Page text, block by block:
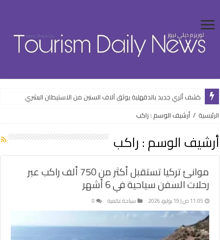
كشف أثري جديد بالدقهلية يوثق آلاف السنين من الاستيطان البشري
الرئيسية / أرشيف الوسم : راكب
أرشيف الوسم : راكب
موانئ تركيا تستقبل أكثر من 750 ألف راكب عبر
رحلات السفن سياحية في 6 أشهر
11:05 ص | 19 يوليو، 2026 سياحة عالمية 0